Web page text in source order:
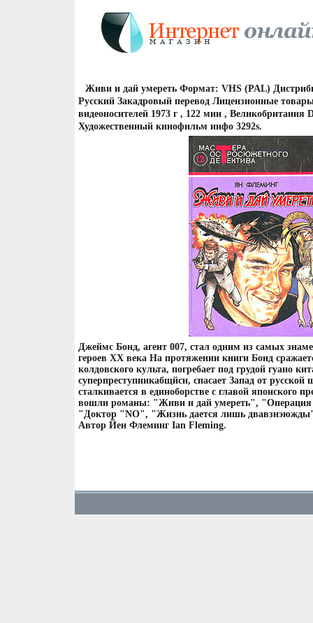
Живи и дай умереть Формат: VHS (PAL)
Русский Закадровый перевод Лицензионные
видеоносителей 1973 г , 122 мин , Великобритания
Художественный кинофильм инфо 3292s.
Джеймс Бонд, агент 007, стал одним из самых
героев XX века На протяжении книги Бонд
колдовского культа, погребает под грудой гуано
суперпреступникабщйсн, спасает Запад от
сталкивается в единоборстве с главой японского
вошли романы: "Живи и дай умереть",
"Доктор "NO", "Жизнь дается лишь двавзнэюжды"
Автор Йен Флеминг Ian Fleming.